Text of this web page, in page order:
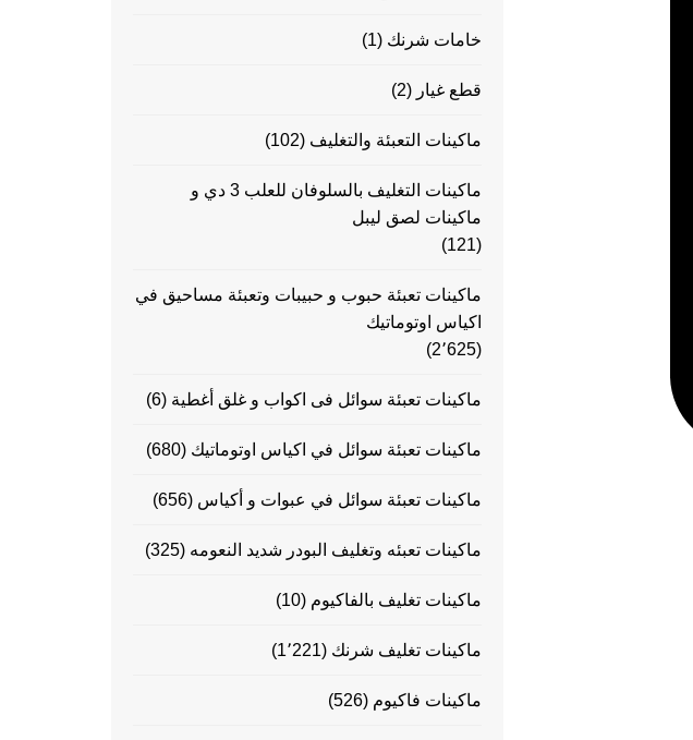
خامات شرنك (1)
قطع غيار (2)
ماكينات التعبئة والتغليف (102)
ماكينات التغليف بالسلوفان للعلب 3 دي و
ماكينات لصق ليبل
(121)
ماكينات تعبئة حبوب و حبيبات وتعبئة مساحيق في
اكياس اوتوماتيك
(2٬625)
ماكينات تعبئة سوائل فى اكواب و غلق أغطية (6)
ماكينات تعبئة سوائل في اكياس اوتوماتيك (680)
ماكينات تعبئة سوائل في عبوات و أكياس (656)
ماكينات تعبئه وتغليف البودر شديد النعومه (325)
ماكينات تغليف بالفاكيوم (10)
ماكينات تغليف شرنك (1٬221)
ماكينات فاكيوم (526)